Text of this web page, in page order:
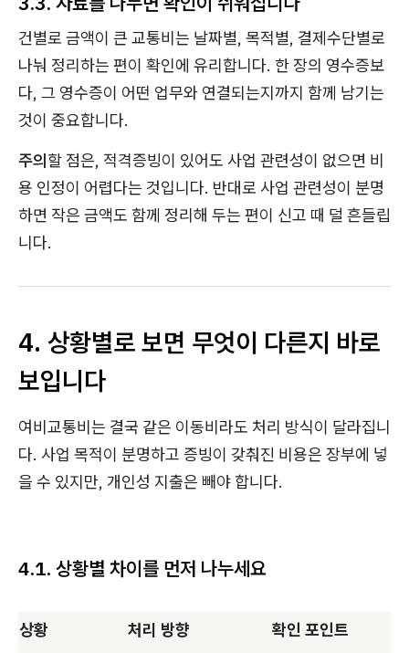
건별로 금액이 큰 교통비는 날짜별, 목적별, 결제수단별로
나눠 정리하는 편이 확인에 유리합니다. 한 장의 영수증보
다, 그 영수증이 어떤 업무와 연결되는지까지 함께 남기는
것이 중요합니다.
주의할 점은, 적격증빙이 있어도 사업 관련성이 없으면 비
용 인정이 어렵다는 것입니다. 반대로 사업 관련성이 분명
하면 작은 금액도 함께 정리해 두는 편이 신고 때 덜 흔들립
니다.
4. 상황별로 보면 무엇이 다른지 바로
보입니다
여비교통비는 결국 같은 이동비라도 처리 방식이 달라집니
다. 사업 목적이 분명하고 증빙이 갖춰진 비용은 장부에 넣
을 수 있지만, 개인성 지출은 빼야 합니다.
4.1. 상황별 차이를 먼저 나누세요
상황 처리 방향 확인 포인트